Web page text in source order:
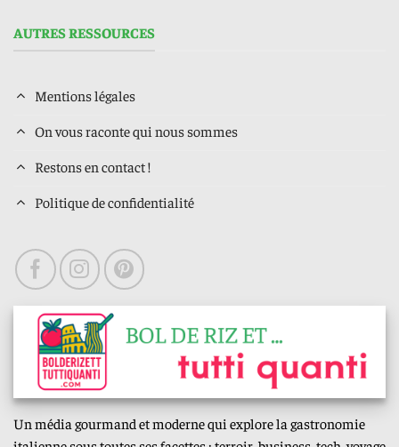
AUTRES RESSOURCES
Mentions légales
On vous raconte qui nous sommes
Restons en contact !
Politique de confidentialité
Un média gourmand et moderne qui explore la gastronomie